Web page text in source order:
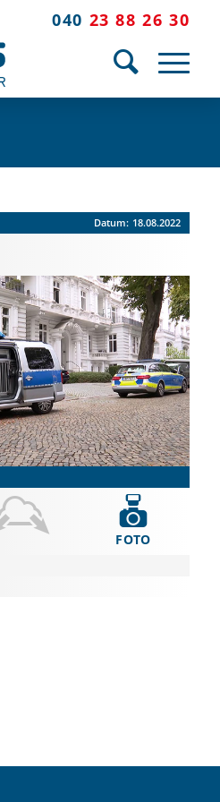
040 23 88 26 30
Datum: 18.08.2022
FOTO